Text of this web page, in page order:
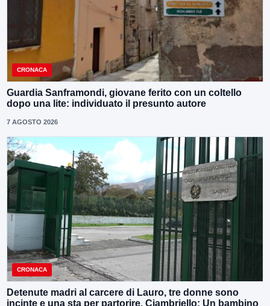
CRONACA
Guardia Sanframondi, giovane ferito con un coltello
dopo una lite: individuato il presunto autore
7 AGOSTO 2026
CRONACA
Detenute madri al carcere di Lauro, tre donne sono
incinte e una sta per partorire. Ciambriello: Un bambino